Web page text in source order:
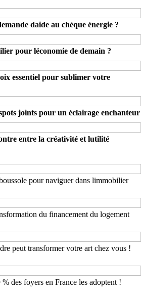
daide au chèque énergie ?
pour léconomie de demain ?
essentiel pour sublimer votre
joints pour un éclairage enchanteur
entre la créativité et lutilité
pour naviguer dans limmobilier
du financement du logement
peut transformer votre art chez vous !
des foyers en France les adoptent !